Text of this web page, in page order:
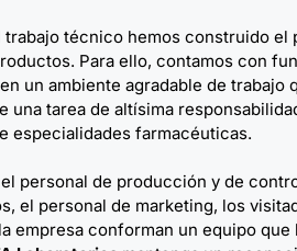
trabajo técnico hemos construido el
Para ello, contamos con
un ambiente agradable de trabajo
una tarea de altísima
especialidades farmacéuticas.
personal de producción y de
el personal de marketing, los
empresa conforman un equipo que